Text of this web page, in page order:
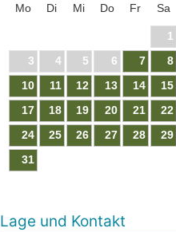
Mo Di Mi Do Fr Sa
1
3
4 5 6 7 8
10
11 12 13 14 15
17
18 19 20 21 22
24
25 26 27 28 29
31
Lage und Kontakt